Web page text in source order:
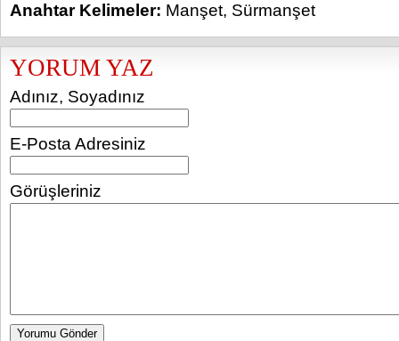
Anahtar Kelimeler: Manşet, Sürmanşet
YORUM YAZ
Adınız, Soyadınız
E-Posta Adresiniz
Görüşleriniz
Yorumu Gönder